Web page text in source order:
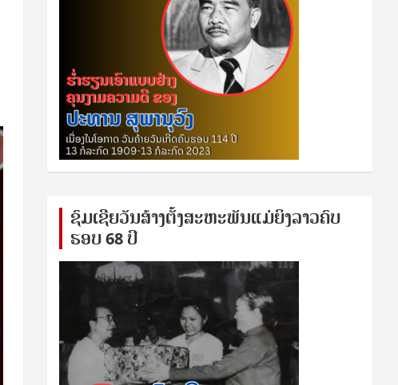
ຊົ​ມ​ເຊີຍ​ວັນ​ສ້າງ​ຕັ້ງ​ສະ​ຫະ​ພັນ​ແມ່​ຍິງ​​ລາວຄົບ​
ຮອບ 68 ປິ